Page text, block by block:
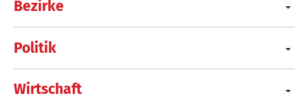
Bezirke
Politik
Wirtschaft